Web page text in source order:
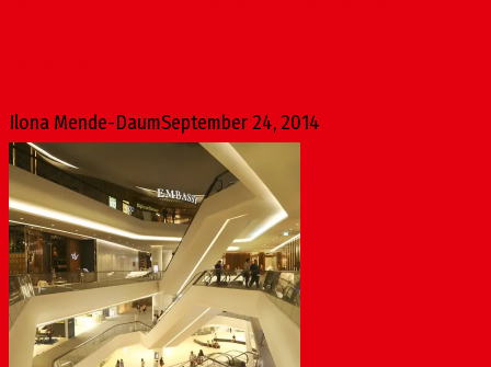
Ilona Mende-DaumSeptember 24, 2014